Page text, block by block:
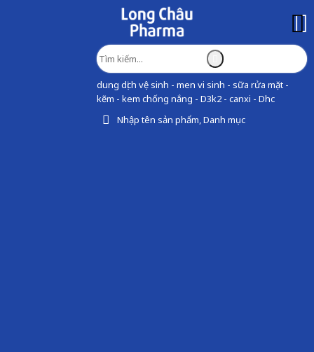
dung dịch vệ sinh - men vi sinh - sữa rửa mặt -
kẽm - kem chống nắng - D3k2 - canxi - Dhc
Nhập tên sản phẩm, Danh mục